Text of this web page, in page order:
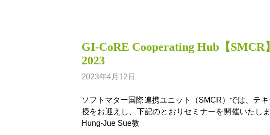
GI-CoRE Cooperating Hub【SMCR
2023
2023年4月12日
ソフトマター国際連携ユニット（SMCR）では、テ
授をお迎えし、下記のとおりセミナーを開催いたし
Hung-Jue Sue教